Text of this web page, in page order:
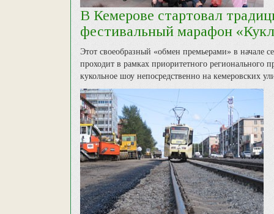
В Кемерове стартовал
фестивальный марафон
Этот своеобразный «обмен премьерами» в начале
проходит в рамках приоритетного регионального
кукольное шоу непосредственно на кемеровских